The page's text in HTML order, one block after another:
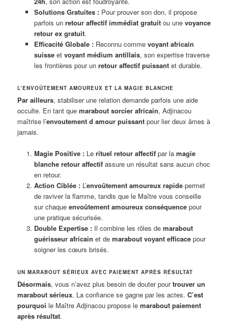
Solutions Gratuites :Pour prouver son don, il propose
parfois un retour affectif immédiat gratuitou une voyance
retour ex gratuit.
Efficacité Globale :Reconnu comme voyant africain
suisseet voyant médium antillais, son expertise traverse
les frontières pour un retour affectif puissantet durable.
L’ENVOÛTEMENT AMOUREUX ET LA MAGIE BLANCHE
Par ailleurs, stabiliser une relation demande parfois une aide
occulte. En tant quemarabout sorcier africain, Adjinacou
maîtrise l’envoutement d amour puissant pour lier deux âmes à
jamais.
Magie Positive :Le rituel retour affectifpar la magie
blanche retour affectifassure un résultat sans aucun choc
en retour.
Action Ciblée :L’envoûtement amoureux rapidepermet
de raviver la flamme, tandis que le Maître vous conseille
sur chaque envoûtement amoureux conséquencepour
une pratique sécurisée.
Double Expertise :Il combine les rôles de marabout
guérisseur africain et de marabout voyant efficacepour
soigner les cœurs brisés.
UN MARABOUT SÉRIEUX AVEC PAIEMENT APRÈS RÉSULTAT
Désormais, vous n’avez plus besoin de douter pourtrouver un
marabout sérieux. La confiance se gagne par les actes.C’est
pourquoi le Maître Adjinacou propose lemarabout paiement
après résultat.